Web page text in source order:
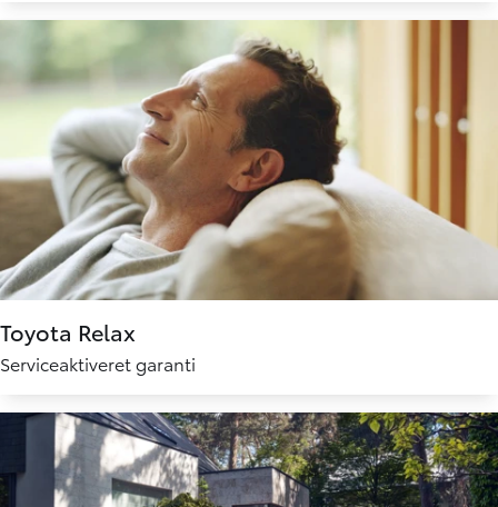
Toyota Relax
Serviceaktiveret garanti